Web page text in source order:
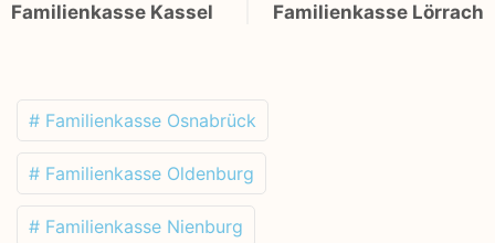
Familienkasse Kassel
Familienkasse Lörrach
# Familienkasse Osnabrück
# Familienkasse Oldenburg
# Familienkasse Nienburg